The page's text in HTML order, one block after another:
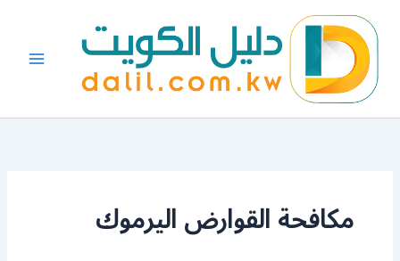
المحتوى
مكافحة القوارض اليرموك
عن: